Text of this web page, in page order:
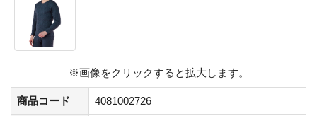
※画像をクリックすると拡大します。
商品コード 4081002726